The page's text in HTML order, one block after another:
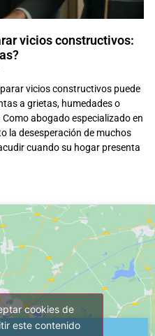
vicios constructivos:
vicios constructivos puede
a grietas, humedades o
abogado especializado en
la desesperación de muchos
cuando su hogar presenta
cookies de
este contenido